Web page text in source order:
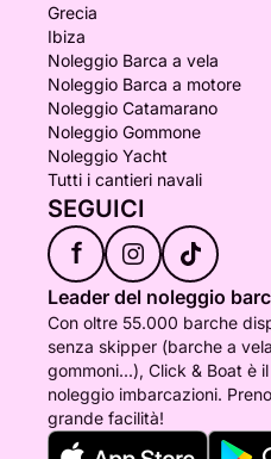
Grecia
Ibiza
Noleggio Barca a vela
Noleggio Barca a motore
Noleggio Catamarano
Noleggio Gommone
Noleggio Yacht
Tutti i cantieri navali
SEGUICI
f
Leader del noleggio
Con oltre 55.000 barche
senza skipper (barche a
gommoni...), Click & Boat è
noleggio imbarcazioni.
grande facilità!